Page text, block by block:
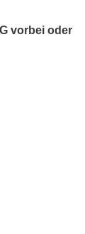
vorbei oder